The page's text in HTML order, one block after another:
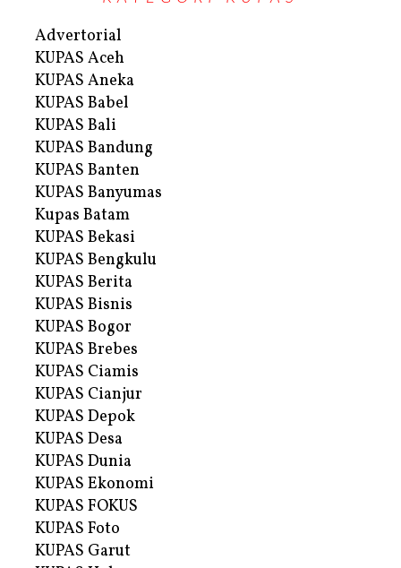
Advertorial
KUPAS Aceh
KUPAS Aneka
KUPAS Babel
KUPAS Bali
KUPAS Bandung
KUPAS Banten
KUPAS Banyumas
Kupas Batam
KUPAS Bekasi
KUPAS Bengkulu
KUPAS Berita
KUPAS Bisnis
KUPAS Bogor
KUPAS Brebes
KUPAS Ciamis
KUPAS Cianjur
KUPAS Depok
KUPAS Desa
KUPAS Dunia
KUPAS Ekonomi
KUPAS FOKUS
KUPAS Foto
KUPAS Garut